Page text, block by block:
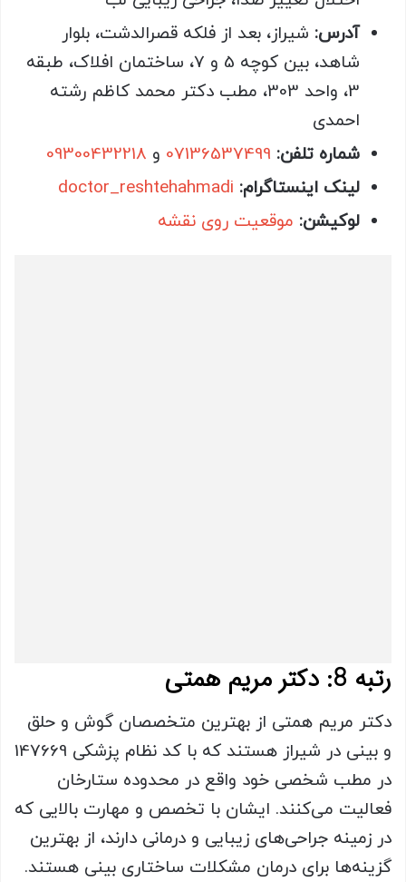
آدرس: شیراز، بعد از فلکه قصرالدشت، بلوار
شاهد، بین کوچه 5 و 7، ساختمان افلاک، طبقه
3، واحد 303، مطب دکتر محمد کاظم رشته
احمدی
شماره تلفن: 07136537499 و
لینک اینستاگرام: doctor_reshtehahmadi
لوکیشن: موقعیت روی نقشه
رتبه 8: دکتر مریم همتی
دکتر مریم همتی از بهترین متخصصان گوش و حلق
و بینی در شیراز هستند که با کد نظام پزشکی 147669
در مطب شخصی خود واقع در محدوده ستارخان
فعالیت می‌کنند. ایشان با تخصص و مهارت بالایی که
در زمینه جراحی‌های زیبایی و درمانی دارند، از بهترین
گزینه‌ها برای درمان مشکلات ساختاری بینی هستند.